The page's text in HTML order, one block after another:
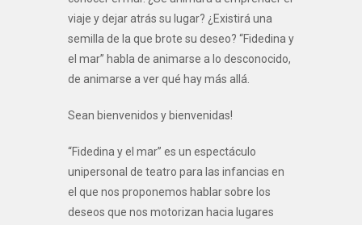
viaje y dejar atrás su lugar? ¿Existirá una
semilla de la que brote su deseo? “Fidedina y
el mar” habla de animarse a lo desconocido,
de animarse a ver qué hay más allá.
Sean bienvenidos y bienvenidas!
“Fidedina y el mar” es un espectáculo
unipersonal de teatro para las infancias en
el que nos proponemos hablar sobre los
deseos que nos motorizan hacia lugares